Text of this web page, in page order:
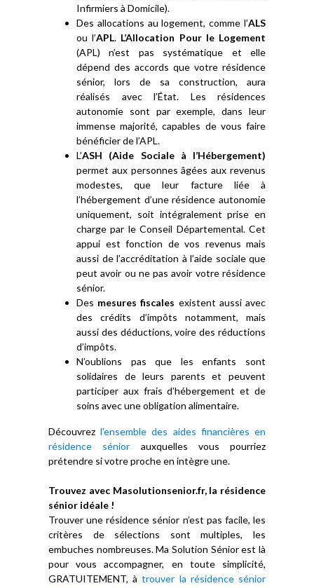
Infirmiers à Domicile).
Des allocations au logement, comme l’ALS
ou l’APL. L’Allocation Pour le Logement
(APL) n’est pas systématique et elle
dépend des accords que votre résidence
sénior, lors de sa construction, aura
réalisés avec l’État. Les résidences
autonomie sont par exemple, dans leur
immense majorité, capables de vous faire
bénéficier de l’APL.
L’ASH (Aide Sociale à l’Hébergement)
permet aux personnes âgées aux revenus
modestes, que leur facture liée à
l’hébergement d’une résidence autonomie
uniquement, soit intégralement prise en
charge par le Conseil Départemental. Cet
appui est fonction de vos revenus mais
aussi de l’accréditation à l’aide sociale que
peut avoir ou ne pas avoir votre résidence
sénior.
Des mesures fiscales existent aussi avec
des crédits d’impôts notamment, mais
aussi des déductions, voire des réductions
d’impôts.
N’oublions pas que les enfants sont
solidaires de leurs parents et peuvent
participer aux frais d’hébergement et de
soins avec une obligation alimentaire.
Découvrezl’ensemble des aides financières en
résidence sénior auxquelles vous pourriez
prétendre si votre proche en intègre une.
Trouvez avec Masolutionsenior.fr, la résidence
sénior idéale !
Trouver une résidence sénior n’est pas facile, les
critères de sélections sont multiples, les
embuches nombreuses. Ma Solution Sénior est là
pour vous accompagner, en toute simplicité,
GRATUITEMENT, àtrouver la résidence sénior